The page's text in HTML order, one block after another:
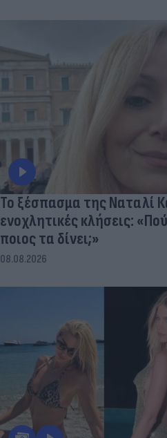
Το ξέσπασμα της Ναταλί
ενοχλητικές κλήσεις:
ποιος τα δίνει;»
08.08.2026